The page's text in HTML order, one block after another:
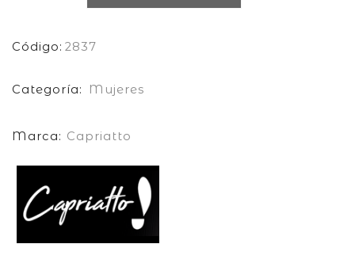
2837
cantidad
Código: 2837
Categoría: Mujeres
Marca: Capriatto